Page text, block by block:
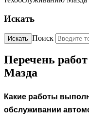
Искать
Искать Поиск
Перечень
Мазда
Какие работы
обслуживании